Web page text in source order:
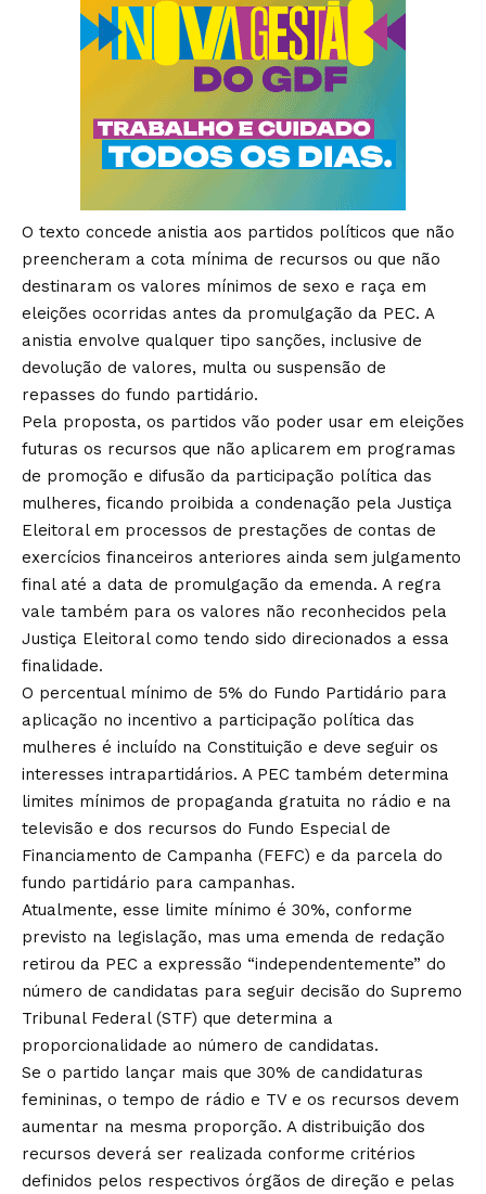
O texto concede anistia aos partidos políticos que não
preencheram a cota mínima de recursos ou que não
destinaram os valores mínimos de sexo e raça em
eleições ocorridas antes da promulgação da PEC. A
anistia envolve qualquer tipo sanções, inclusive de
devolução de valores, multa ou suspensão de
repasses do fundo partidário.
Pela proposta, os partidos vão poder usar em eleições
futuras os recursos que não aplicarem em programas
de promoção e difusão da participação política das
mulheres, ficando proibida a condenação pela Justiça
Eleitoral em processos de prestações de contas de
exercícios financeiros anteriores ainda sem julgamento
final até a data de promulgação da emenda. A regra
vale também para os valores não reconhecidos pela
Justiça Eleitoral como tendo sido direcionados a essa
finalidade.
O percentual mínimo de 5% do Fundo Partidário para
aplicação no incentivo a participação política das
mulheres é incluído na Constituição e deve seguir os
interesses intrapartidários. A PEC também determina
limites mínimos de propaganda gratuita no rádio e na
televisão e dos recursos do Fundo Especial de
Financiamento de Campanha (FEFC) e da parcela do
fundo partidário para campanhas.
Atualmente, esse limite mínimo é 30%, conforme
previsto na legislação, mas uma emenda de redação
retirou da PEC a expressão “independentemente” do
número de candidatas para seguir decisão do Supremo
Tribunal Federal (STF) que determina a
proporcionalidade ao número de candidatas.
Se o partido lançar mais que 30% de candidaturas
femininas, o tempo de rádio e TV e os recursos devem
aumentar na mesma proporção. A distribuição dos
recursos deverá ser realizada conforme critérios
definidos pelos respectivos órgãos de direção e pelas